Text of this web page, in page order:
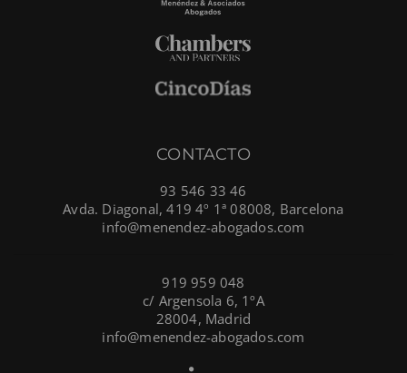
CONTACTO
93 546 33 46
Avda. Diagonal, 419 4º 1ª 08008, Barcelona
info@menendez-abogados.com
919 959 048
c/ Argensola 6, 1ºA
28004, Madrid
info@menendez-abogados.com